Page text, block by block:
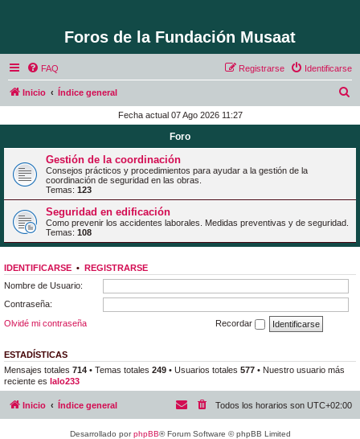
Foros de la Fundación Musaat
FAQ Identificarse
Registrarse
Inicio Índice general
c
Fecha actual 07 Ago 2026 11:27
Foro
Gestión de la coordinación
Consejos prácticos y procedimientos para ayudar a la gestión de la
coordinación de seguridad en las obras.
Temas: 123
Seguridad en edificación
Como prevenir los accidentes laborales. Medidas preventivas y de seguridad.
Temas: 108
IDENTIFICARSE • REGISTRARSE
Nombre de Usuario:
Contraseña:
Olvidé mi contraseña
Recordar
ESTADÍSTICAS
Mensajes totales 714 • Temas totales 249 • Usuarios totales 577 • Nuestro usuario más
reciente es lalo233
Inicio Índice general Todos los horarios son UTC+02:00
Desarrollado porphpBB® Forum Software © phpBB Limited